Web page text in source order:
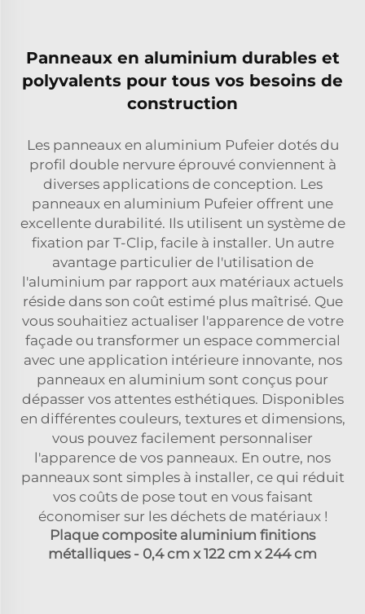
Panneaux en aluminium durables et
polyvalents pour tous vos besoins de
construction
Les panneaux en aluminium Pufeier dotés du
profil double nervure éprouvé conviennent à
diverses applications de conception. Les
panneaux en aluminium Pufeier offrent une
excellente durabilité. Ils utilisent un système de
fixation par T-Clip, facile à installer. Un autre
avantage particulier de l'utilisation de
l'aluminium par rapport aux matériaux actuels
réside dans son coût estimé plus maîtrisé. Que
vous souhaitiez actualiser l'apparence de votre
façade ou transformer un espace commercial
avec une application intérieure innovante, nos
panneaux en aluminium sont conçus pour
dépasser vos attentes esthétiques. Disponibles
en différentes couleurs, textures et dimensions,
vous pouvez facilement personnaliser
l'apparence de vos panneaux. En outre, nos
panneaux sont simples à installer, ce qui réduit
vos coûts de pose tout en vous faisant
économiser sur les déchets de matériaux !
Plaque composite aluminium finitions
métalliques - 0,4 cm x 122 cm x 244 cm